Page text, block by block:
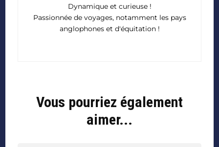
Dynamique et curieuse !
Passionnée de voyages, notamment les pays
anglophones et d'équitation !
Vous pourriez également
aimer...